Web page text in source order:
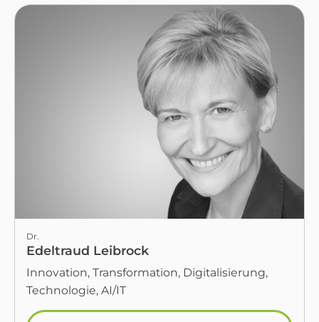
Dr.
Edeltraud Leibrock
Innovation, Transformation, Digitalisierung,
Technologie, AI/IT